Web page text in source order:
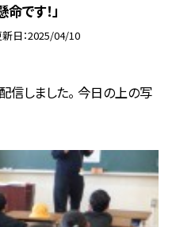
です！」
日 2025/04/10
信しました。 今日の上の写